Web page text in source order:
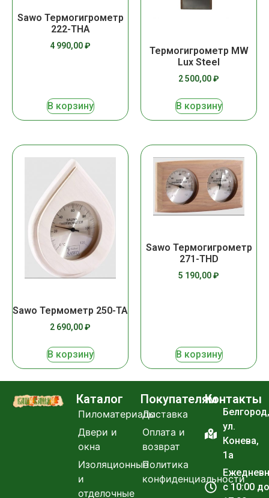
Sawo Термогигрометр
222-THA
4 990,00₽
В корзину
Термогигрометр MW
Lux Steel
2 500,00₽
В корзину
Sawo Термометр 250-ТА
2 690,00₽
В корзину
Sawo Термогигрометр
271-THD
5 190,00₽
В корзину
Каталог
Пиломатериалы
Двери и
окна
Изоляционные
и
отделочные
Покупателям
Доставка
Оплата и
возврат
Политика
конфиденциальности
Контакты
Белгород,
ул.
Конева,
1а
с 10:00 до